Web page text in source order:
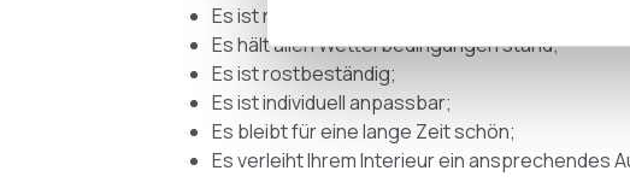
Es ist nachhaltig;
Es hält allen Wetterbedingungen stand;
Es ist rostbeständig;
Es ist individuell anpassbar;
Es bleibt für eine lange Zeit schön;
Es verleiht Ihrem Interieur ein ansprechendes